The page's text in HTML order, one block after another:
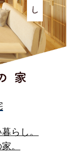
各種通知手段によ
ざま商品情報やサ
で傾向データやマ
社の会員分析、商
希望される場合
お申し出くださ
らし。
。